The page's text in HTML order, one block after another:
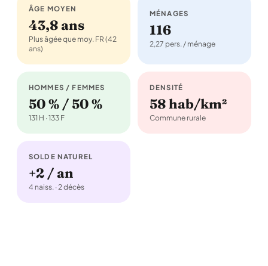
ÂGE MOYEN
43,8 ans
Plus âgée que moy. FR (42
ans)
MÉNAGES
116
2,27 pers. / ménage
HOMMES / FEMMES
50 % / 50 %
131 H · 133 F
DENSITÉ
58 hab/km²
Commune rurale
SOLDE NATUREL
+2 / an
4 naiss. · 2 décès